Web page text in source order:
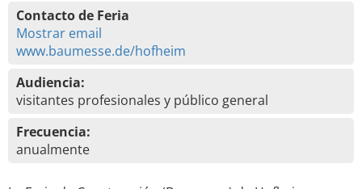
Contacto de Feria
Mostrar email
www.baumesse.de/hofheim
Audiencia:
visitantes profesionales y público general
Frecuencia:
anualmente